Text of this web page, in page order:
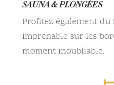
SAUNA & PLONGÉES
Profitez également du
imprenable sur les
moment inoubliable.